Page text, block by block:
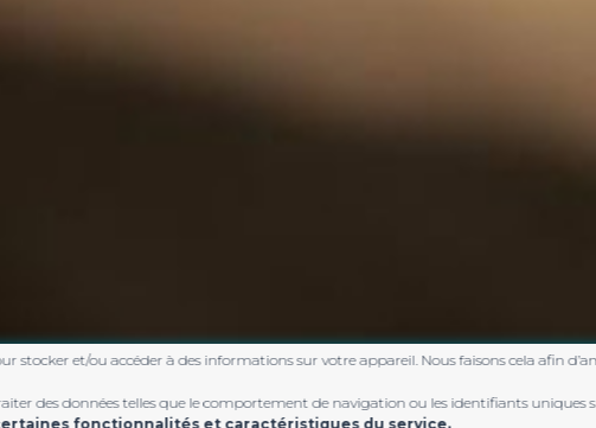
stocker et/ou accéder à des informations sur votre appareil. Nous faisons cela afin
des données telles que le comportement de navigation ou les identifiants uniques
fonctionnalités et caractéristiques du service.